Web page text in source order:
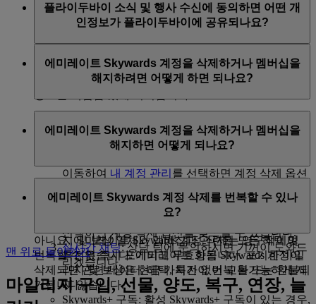
포함해, 모든 플라이두바이 소식 및 행사도 받아볼 수 있
플라이두바이 소식 및 행사 수신에 동의하면 어떤 개
인정보가 플라이두바이에 공유되나요?
메일 주소가 플라이두바이에 공유됩니다. 플라이두바이
플라이두바이 개인정보 보호정책 에 따라 고객의 개인
에미레이트 Skywards 계정을 삭제하거나 멤버십을
해지하려면 어떻게 하면 되나요?
삭제하거나 멤버십을 해지하실 수 있습니다.
이동하여 내 계정 관리 를 선택하면 계정 삭제 옵션
에미레이트 항공 앱: Skywards 페이지로 이동하고
오른쪽 상단 점 3개를 탭한 다음, '프로필 편집'을
선택하면 계정 삭제 옵션을 찾으실 수 있습니다.
실시간 채팅: 상담 팀에 문의하시면 기꺼이 도와드
리겠습니다.
에미레이트 Skywards 계정을 삭제하거나 멤버십을
해지하면 어떻게 되나요?
하면 결과는 다음과 같습니다.
지 및 보상 일체와 멤버십과 관련된 모든 혜택 및
특전은 즉시 포기되고 무효화됩니다. 포기한 마일
리지 및 보상은 현금 가치가 없어 교환 또는 환불되
지 않습니다.
Skywards+ 구독: 활성 Skywards+ 구독이 있는 경우,
에미레이트 Skywards 계정 삭제를 번복할 수 있나
요?
아니요, 에미레이트 Skywards 계정 삭제는 영구적이며
번복할 수 없습니다. 에미레이트 항공 Skywards 계정이
삭제되면 관련 데이터, 혜택, 특전이 번복 불가능하게 제
거됩니다.
맨 위로 돌아가기
마일리지 구입, 선물, 양도, 복구, 연장, 늘